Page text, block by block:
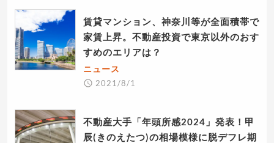
賃貸マンション、神奈川等が全面積帯で
家賃上昇。不動産投資で東京以外のおす
すめのエリアは？
ニュース
2021/8/1
不動産大手「年頭所感2024」発表！甲
辰(きのえたつ)の相場模様に脱デフレ期